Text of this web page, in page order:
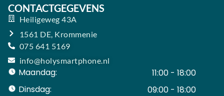
CONTACTGEGEVENS
Heiligeweg 43A
1561 DE, Krommenie
075 641 5169
info@holysmartphone.nl
Maandag:
11:00 - 18:00
Dinsdag:
09:00 - 18:00